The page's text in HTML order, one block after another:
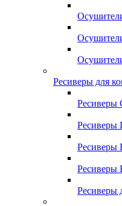
Ресиверы для
Ресиверы
Ресиверы
Ресиверы
Ресиверы
Ресиверы